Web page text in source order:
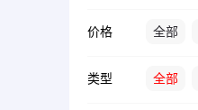
价格 全部
类型 全部